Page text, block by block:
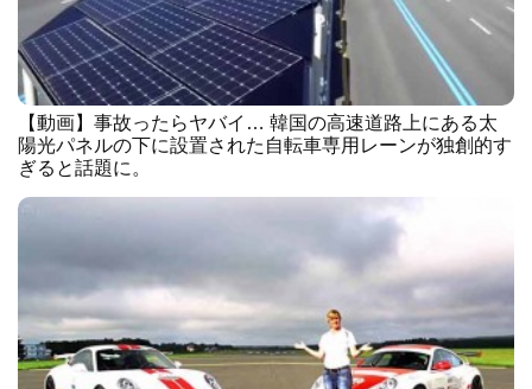
【動画】事故ったらヤバイ… 韓国の高速道路上にある太
陽光パネルの下に設置された自転車専用レーンが独創的す
ぎると話題に。